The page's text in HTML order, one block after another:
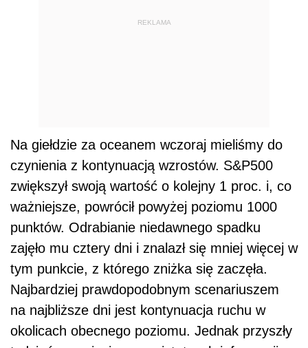
REKLAMA
Na giełdzie za oceanem wczoraj mieliśmy do
czynienia z kontynuacją wzrostów. S&P500
zwiększył swoją wartość o kolejny 1 proc. i, co
ważniejsze, powrócił powyżej poziomu 1000
punktów. Odrabianie niedawnego spadku
zajęło mu cztery dni i znalazł się mniej więcej w
tym punkcie, z którego zniżka się zaczęła.
Najbardziej prawdopodobnym scenariuszem
na najbliższe dni jest kontynuacja ruchu w
okolicach obecnego poziomu. Jednak przyszły